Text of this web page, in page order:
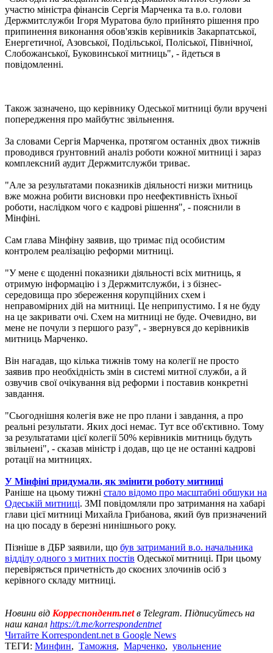
участю міністра фінансів Сергія Марченка та в.о. голови
Держмитслужби Ігоря Муратова було прийнято рішення про
припинення виконання обов'язків керівників Закарпатської,
Енергетичної, Азовської, Подільської, Поліської, Північної,
Слобожанської, Буковинської митниць", - йдеться в
повідомленні.
Також зазначено, що керівнику Одеської митниці були вручені
попередження про майбутнє звільнення.
За словами Сергія Марченка, протягом останніх двох тижнів
проводився ґрунтовний аналіз роботи кожної митниці і зараз
комплексний аудит Держмитслужби триває.
"Але за результатами показників діяльності низки митниць
вже можна робити висновки про неефективність їхньої
роботи, наслідком чого є кадрові рішення", - пояснили в
Мінфіні.
Сам глава Мінфіну заявив, що тримає під особистим
контролем реалізацію реформи митниці.
"У мене є щоденні показники діяльності всіх митниць, я
отримую інформацію і з Держмитслужби, і з бізнес-
середовища про збереження корупційних схем і
неправомірних дій на митниці. Це неприпустимо. І я не буду
на це закривати очі. Схем на митниці не буде. Очевидно, ви
мене не почули з першого разу", - звернувся до керівників
митниць Марченко.
Він нагадав, що кілька тижнів тому на колегії не просто
заявив про необхідність змін в системі митної служби, а й
озвучив свої очікування від реформи і поставив конкретні
завдання.
"Сьогоднішня колегія вже не про плани і завдання, а про
реальні результати. Яких досі немає. Тут все об'єктивно. Тому
за результатами цієї колегії 50% керівників митниць будуть
звільнені", - сказав міністр і додав, що це не останні кадрові
ротації на митницях.
У Мінфіні придумали, як змінити роботу митниці
Раніше на цьому тижні стало відомо про масштабні обшуки на
Одеській митниці. ЗМІ повідомляли про затримання на хабарі
глави цієї митниці Михайла Грибанова, який був призначений
на цю посаду в березні нинішнього року.
Пізніше в ДБР заявили, що був затриманий в.о. начальника
відділу одного з митних постів Одеської митниці. При цьому
перевіряється причетність до скоєних злочинів осіб з
керівного складу митниці.
Новини від Корреспондент.netв Telegram. Підписуйтесь на
наш канал https://t.me/korrespondentnet
Читайте Korrespondent.net в Google News
ТЕГИ: Минфин, Таможня, Марченко, увольнение